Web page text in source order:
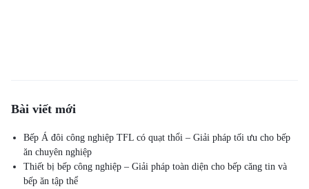
Bài viết mới
Bếp Á đôi công nghiệp TFL có quạt thổi – Giải pháp tối ưu cho bếp
ăn chuyên nghiệp
Thiết bị bếp công nghiệp – Giải pháp toàn diện cho bếp căng tin và
bếp ăn tập thể